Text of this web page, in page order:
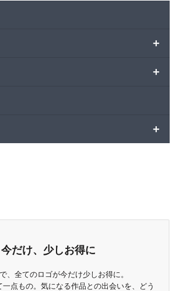
+
+
+
今だけ、少しお得に
、全てのロゴが今だけ少しお得に。
点もの。気になる作品との出会いを、どう